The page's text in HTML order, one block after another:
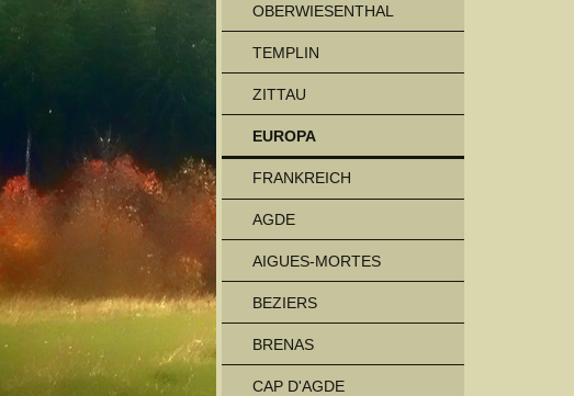
OBERWIESENTHAL
TEMPLIN
ZITTAU
EUROPA
FRANKREICH
AGDE
AIGUES-MORTES
BEZIERS
BRENAS
CAP D'AGDE